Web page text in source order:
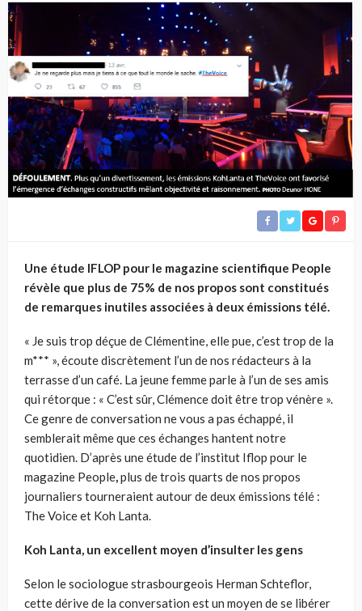
Une étude IFLOP pour le magazine scientifique People
révèle que plus de 75% de nos propos sont constitués
de remarques inutiles associées à deux émissions télé.
« Je suis trop déçue de Clémentine, elle pue, c’est trop de la
m*** », écoute discrètement l’un de nos rédacteurs à la
terrasse d’un café. La jeune femme parle à l’un de ses amis
qui rétorque : « C’est sûr, Clémence doit être trop vénère ».
Ce genre de conversation ne vous a pas échappé, il
semblerait même que ces échanges hantent notre
quotidien. D’après une étude de l’institut Iflop pour le
magazine People plus de trois quarts de nos propos
journaliers tourneraient autour de deux émissions télé :
The Voice et Koh Lanta.
Koh Lanta, un excellent moyen d’insulter les gens
Selon le sociologue strasbourgeois Herman Schteflor,
cette dérive de la conversation est un moyen de se libérer